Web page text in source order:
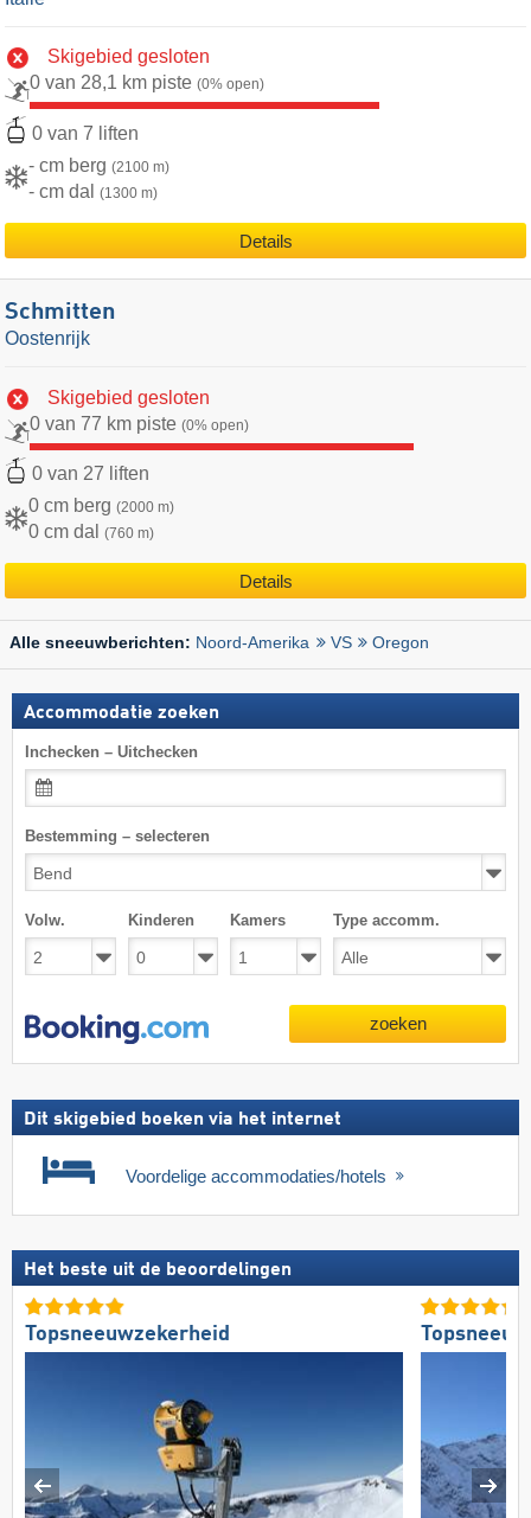
Skigebied gesloten
0 van 28,1 km piste (0% open)
0 van 7 liften
- cm berg (2100 m)
- cm dal (1300 m)
Details
Schmitten
Oostenrijk
Skigebied gesloten
0 van 77 km piste (0% open)
0 van 27 liften
0 cm berg (2000 m)
0 cm dal (760 m)
Details
Alle sneeuwberichten: Noord-Amerika VS Oregon
Accommodatie zoeken
Inchecken – Uitchecken
Bestemming – selecteren
Volw. Kinderen Kamers Type accomm.
zoeken
Dit skigebied boeken via het internet
Voordelige accommodaties/hotels
Het beste uit de beoordelingen
Topsneeuwzekerheid